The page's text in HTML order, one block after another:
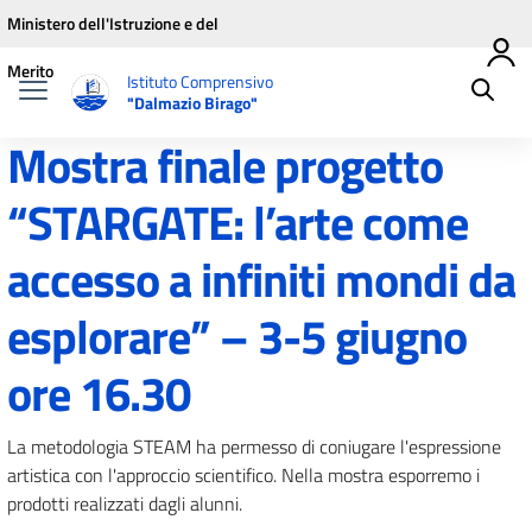
Vai ai contenuti
Vai al menu di navigazione
Vai al footer
Ministero dell'Istruzione e del
Merito
Istituto Comprensivo
"Dalmazio Birago"
Mostra finale progetto
“STARGATE: l’arte come
accesso a infiniti mondi da
esplorare” – 3-5 giugno
ore 16.30
La metodologia STEAM ha permesso di coniugare l'espressione
artistica con l'approccio scientifico. Nella mostra esporremo i
prodotti realizzati dagli alunni.